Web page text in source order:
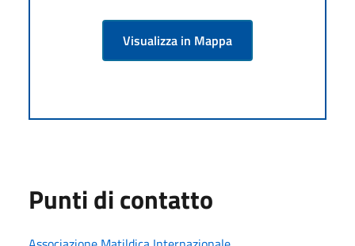
Visualizza in Mappa
Punti di contatto